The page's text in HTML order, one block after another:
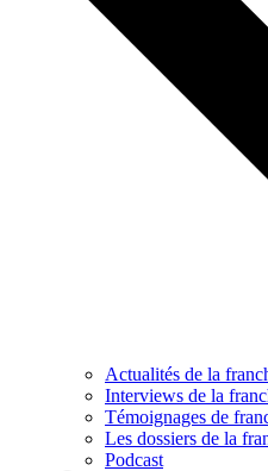
Actualités de la
Interviews de la
Témoignages de
Les dossiers de la
Podcast